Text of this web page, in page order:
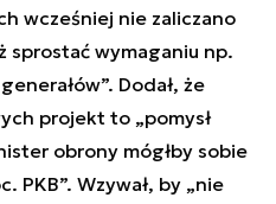
wcześniej nie zaliczano
wymaganiu np.
Dodał, że
projekt to „pomysł
obrony mógłby sobie
PKB”. Wzywał, by „nie